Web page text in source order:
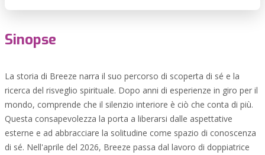
Sinopse
La storia di Breeze narra il suo percorso di scoperta di sé e la
ricerca del risveglio spirituale. Dopo anni di esperienze in giro per il
mondo, comprende che il silenzio interiore è ciò che conta di più.
Questa consapevolezza la porta a liberarsi dalle aspettative
esterne e ad abbracciare la solitudine come spazio di conoscenza
di sé. Nell'aprile del 2026, Breeze passa dal lavoro di doppiatrice